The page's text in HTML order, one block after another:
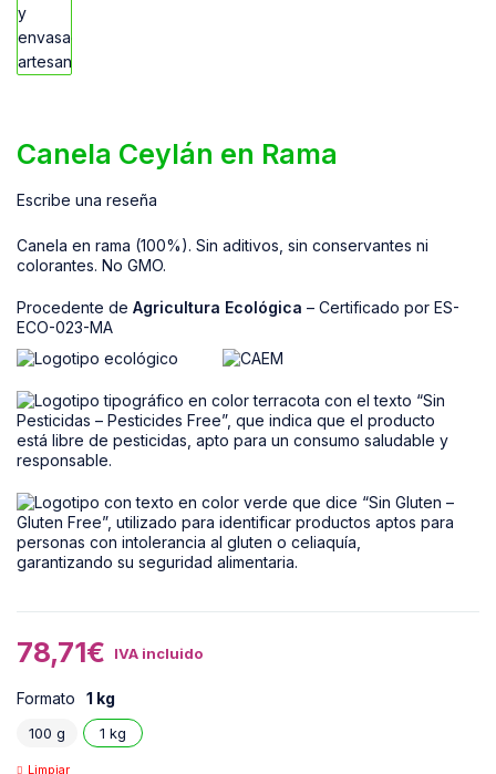
Canela Ceylán en Rama
Escribe una reseña
Canela en rama (100%). Sin aditivos, sin conservantes ni
colorantes. No GMO.
Procedente de Agricultura Ecológica – Certificado por ES-
ECO-023-MA
78,71€ IVA incluido
Formato 1 kg
100 g 1 kg
Limpiar